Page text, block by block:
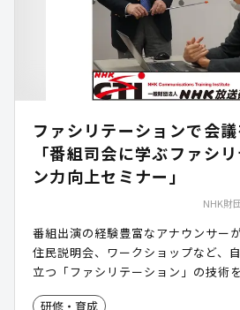
ファシリテーションで会
「番組司会に学ぶファシ
ン力向上セミナー」
NHK財
番組出演の経験豊富なアナウンサー
住民説明会、ワークショップなど、
立つ「ファシリテーション」の技術
す。
研修・育成